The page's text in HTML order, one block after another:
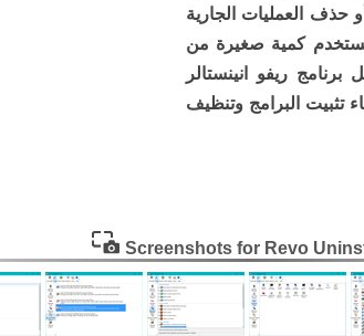
حذف العمليات الجارية
كمية صغيرة من
برنامج ريفو انينستالر
تثبيت البرامج وتنظيف
Screenshots for Revo